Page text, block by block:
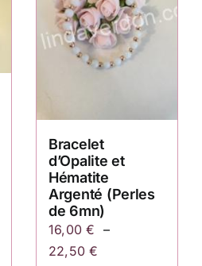
Bracelet
d’Opalite et
Hématite
Argenté (Perles
de 6mn)
16,00€ –
22,50€